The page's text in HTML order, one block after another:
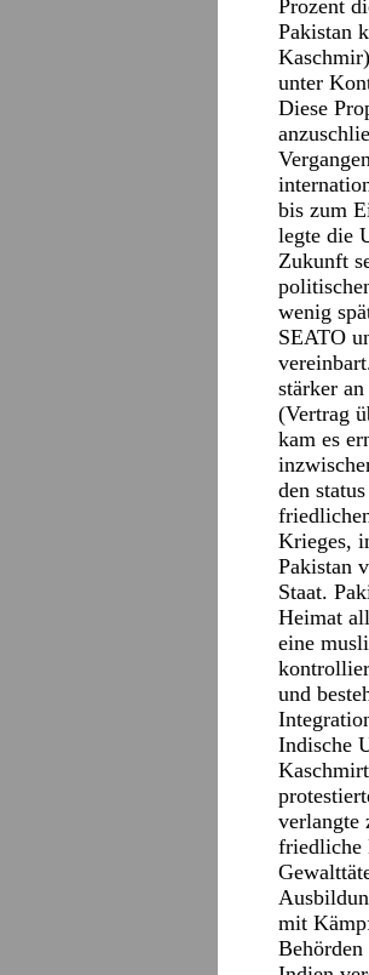
Prozent
Pakistan
unter
Diese
bis zum
legte die
Zukunft
wenig
SEATO
stärker
(Vertrag
kam es
den
Krieges,
Pakistan
Staat.
Heimat
eine
und
Indische
verlangte
friedliche
mit